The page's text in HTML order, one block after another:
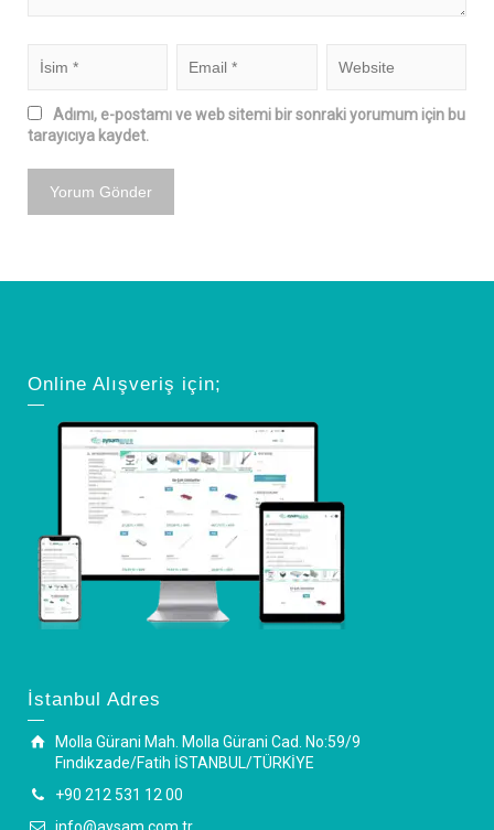
Adımı, e-postamı ve web sitemi bir sonraki yorumum için bu
tarayıcıya kaydet.
Online Alışveriş için;
İstanbul Adres
Molla Gürani Mah. Molla Gürani Cad. No:59/9
Fındıkzade/Fatih İSTANBUL/TÜRKİYE
+90 212 531 12 00